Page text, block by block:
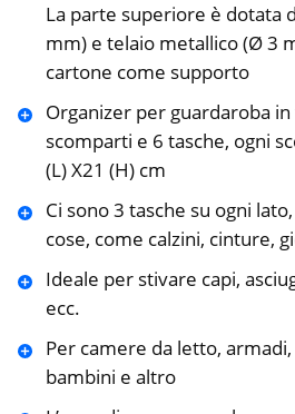
La parte superiore è dotata
mm) e telaio metallico (Ø 3
cartone come supporto
Organizer per guardaroba
scomparti e 6 tasche, ogni
(L) X21 (H) cm
Ci sono 3 tasche su ogni
cose, come calzini, cinture,
Ideale per stivare capi,
ecc.
Per camere da letto,
bambini e altro